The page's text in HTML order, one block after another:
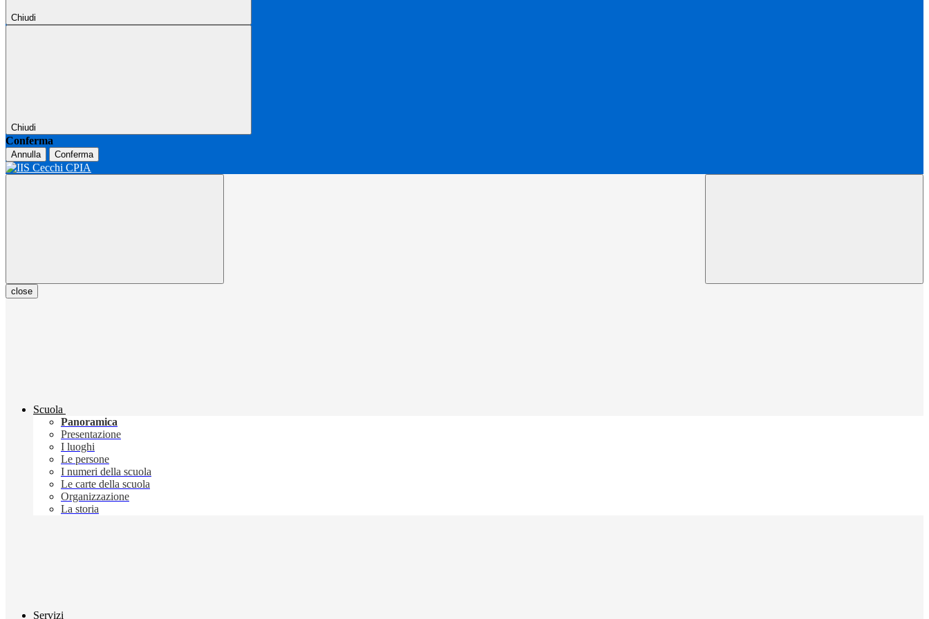
Chiudi
Chiudi
Conferma
Annulla Conferma
close
Scuola
Panoramica
Presentazione
I luoghi
Le persone
I numeri della scuola
Le carte della scuola
Organizzazione
La storia
Servizi